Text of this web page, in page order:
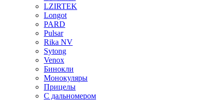
LZIRTEK
Longot
PARD
Pulsar
Rika NV
Sytong
Venox
Бинокли
Монокуляры
Прицелы
С дальномером